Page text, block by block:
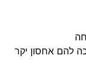
להם אחסון יקר